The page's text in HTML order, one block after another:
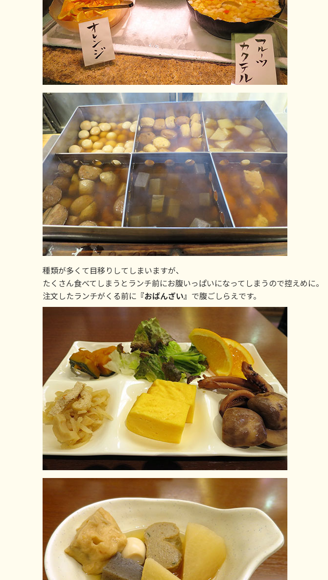
種類が多くて目移りしてしまいますが、
たくさん食べてしまうとランチ前にお腹いっぱいになってしまうので控えめに。
注文したランチがくる前に 『おばんざい』 で腹ごしらえです。